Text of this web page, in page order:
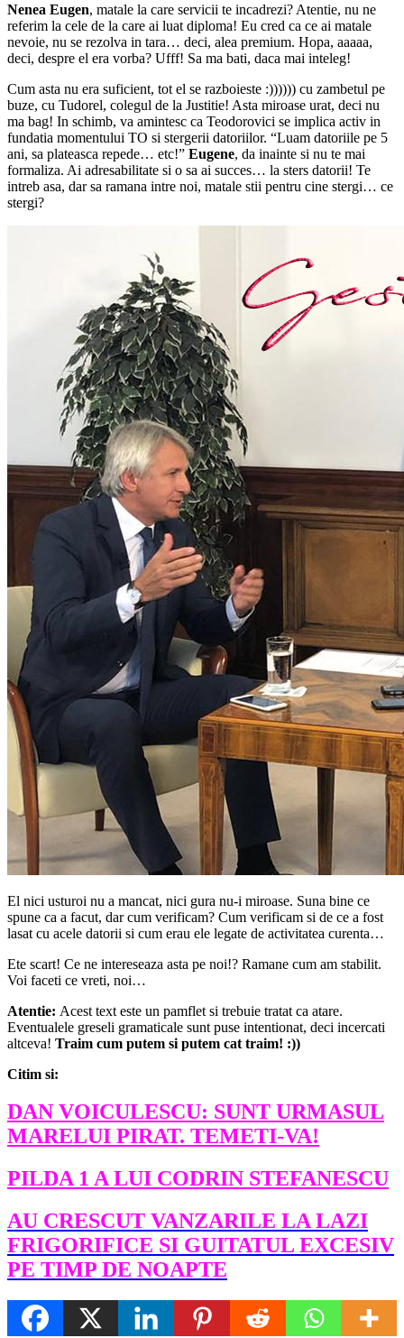
Nenea Eugen, matale la care servicii te incadrezi? Atentie, nu ne
referim la cele de la care ai luat diploma! Eu cred ca ce ai matale
nevoie, nu se rezolva in tara… deci, alea premium. Hopa, aaaaa,
deci, despre el era vorba? Ufff! Sa ma bati, daca mai inteleg!
Cum asta nu era suficient, tot el se razboieste :)))))) cu zambetul pe
buze, cu Tudorel, colegul de la Justitie! Asta miroase urat, deci nu
ma bag! In schimb, va amintesc ca Teodorovici se implica activ in
fundatia momentului TO si stergerii datoriilor. “Luam datoriile pe 5
ani, sa plateasca repede… etc!” Eugene, da inainte si nu te mai
formaliza. Ai adresabilitate si o sa ai succes… la sters datorii! Te
intreb asa, dar sa ramana intre noi, matale stii pentru cine stergi… ce
stergi?
El nici usturoi nu a mancat, nici gura nu-i miroase. Suna bine ce
spune ca a facut, dar cum verificam? Cum verificam si de ce a fost
lasat cu acele datorii si cum erau ele legate de activitatea curenta…
Ete scart! Ce ne intereseaza asta pe noi!? Ramane cum am stabilit.
Voi faceti ce vreti, noi…
Atentie: Acest text este un pamflet si trebuie tratat ca atare.
Eventualele greseli gramaticale sunt puse intentionat, deci incercati
altceva! Traim cum putem si putem cat traim! :))
Citim si:
DAN VOICULESCU: SUNT URMASUL
MARELUI PIRAT. TEMETI-VA!
PILDA 1 A LUI CODRIN STEFANESCU
AU CRESCUT VANZARILE LA LAZI
FRIGORIFICE SI GUITATUL EXCESIV
PE TIMP DE NOAPTE